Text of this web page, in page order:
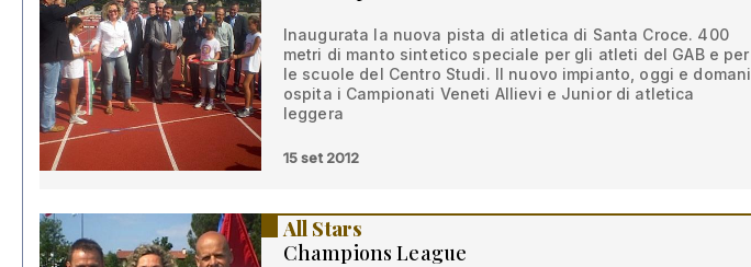
Inaugurata la nuova pista di atletica di Santa Croce. 400
metri di manto sintetico speciale per gli atleti del GAB e per
le scuole del Centro Studi. Il nuovo impianto, oggi e domani,
ospita i Campionati Veneti Allievi e Junior di atletica
leggera
15 set 2012
All Stars
Champions League